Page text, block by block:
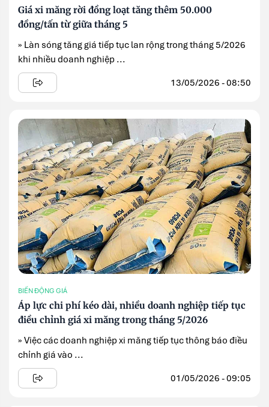
Giá xi măng rời đồng loạt tăng thêm 50.000
đồng/tấn từ giữa tháng 5
» Làn sóng tăng giá tiếp tục lan rộng trong tháng 5/2026
khi nhiều doanh nghiệp ...
13/05/2026 - 08:50
BIẾN ĐỘNG GIÁ
Áp lực chi phí kéo dài, nhiều doanh nghiệp tiếp tục
điều chỉnh giá xi măng trong tháng 5/2026
» Việc các doanh nghiệp xi măng tiếp tục thông báo điều
chỉnh giá vào ...
01/05/2026 - 09:05